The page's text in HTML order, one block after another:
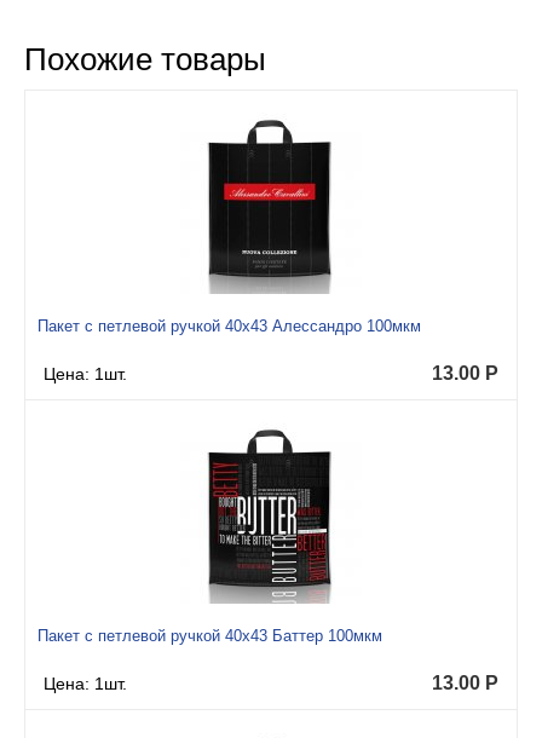
Похожие товары
Пакет с петлевой ручкой 40x43 Алессандро 100мкм
Цена: 1шт. 13.00 Р
Пакет с петлевой ручкой 40x43 Баттер 100мкм
Цена: 1шт. 13.00 Р